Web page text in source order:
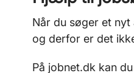
Når du søger et
og derfor er det
På jobnet.dk kan